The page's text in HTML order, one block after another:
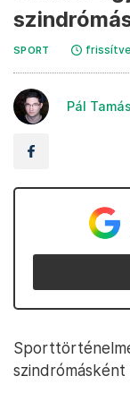
SPORT frissítve
Pál Tamás